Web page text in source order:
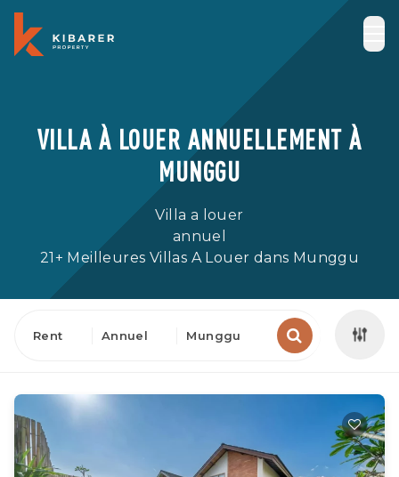
VILLA À LOUER ANNUELLEMENT À
MUNGGU
Villa a louer
annuel
21+ Meilleures Villas A Louer dans Munggu
Rent Annuel Munggu